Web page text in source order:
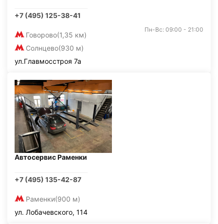
+7 (495) 125-38-41
Говорово(1,35 км)
Солнцево(930 м)
Пн-Вс: 09:00 - 21:00
ул.Главмосстроя 7а
Автосервис Раменки
+7 (495) 135-42-87
Раменки(900 м)
ул. Лобачевского, 114